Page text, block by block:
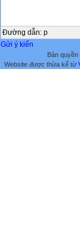
Đường dẫn: p
Gửi ý kiến
Bản
Website được thừa kế từ